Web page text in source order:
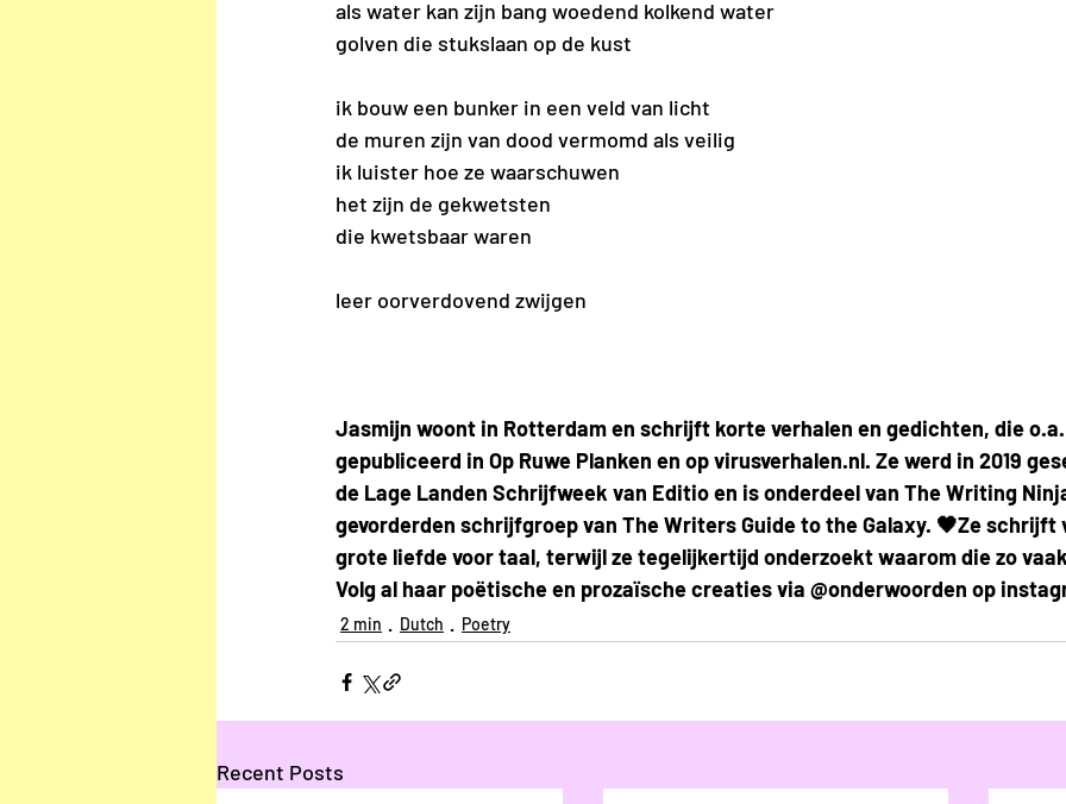
als water kan zijn bang woedend kolkend water
golven die stukslaan op de kust
ik bouw een bunker in een veld van licht
de muren zijn van dood vermomd als veilig
ik luister hoe ze waarschuwen
het zijn de gekwetsten
die kwetsbaar waren
leer oorverdovend zwijgen
Jasmijn woont in Rotterdam en schrijft korte verhalen en gedichten, die
gepubliceerd in Op Ruwe Planken en op virusverhalen.nl. Ze werd in 2019
de Lage Landen Schrijfweek van Editio en is onderdeel van The Writing
gevorderden schrijfgroep van The Writers Guide to the Galaxy. 🖤Ze schrijft
grote liefde voor taal, terwijl ze tegelijkertijd onderzoekt waarom die zo
Volg al haar poëtische en prozaïsche creaties via @onderwoorden op
2 min Dutch Poetry
Recent Posts